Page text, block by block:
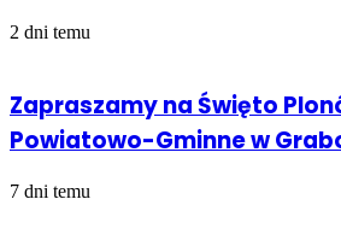
2 dni temu
Zapraszamy na Święto
Powiatowo-Gminne w
7 dni temu